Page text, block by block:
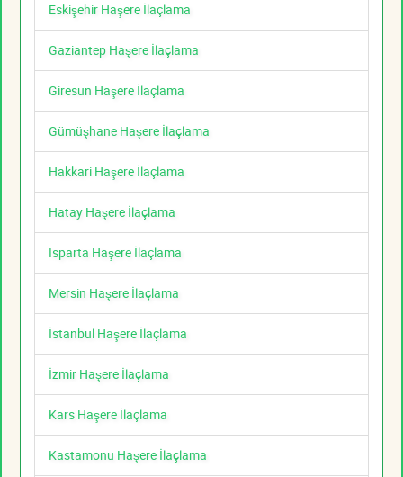
Eskişehir Haşere İlaçlama
Gaziantep Haşere İlaçlama
Giresun Haşere İlaçlama
Gümüşhane Haşere İlaçlama
Hakkari Haşere İlaçlama
Hatay Haşere İlaçlama
Isparta Haşere İlaçlama
Mersin Haşere İlaçlama
İstanbul Haşere İlaçlama
İzmir Haşere İlaçlama
Kars Haşere İlaçlama
Kastamonu Haşere İlaçlama